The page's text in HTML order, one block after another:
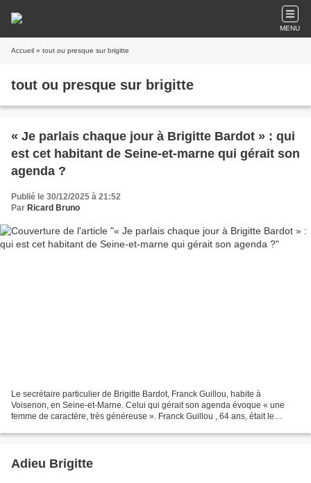
MENU
Accueil » tout ou presque sur brigitte
tout ou presque sur brigitte
« Je parlais chaque jour à Brigitte Bardot » : qui
est cet habitant de Seine-et-marne qui gérait son
agenda ?
Publié le 30/12/2025 à 21:52
Par Ricard Bruno
Le secrétaire particulier de Brigitte Bardot, Franck Guillou, habite à
Voisenon, en Seine-et-Marne. Celui qui gérait son agenda évoque « une
femme de caractère, très généreuse ». Franck Guillou , 64 ans, était le
Adieu Brigitte